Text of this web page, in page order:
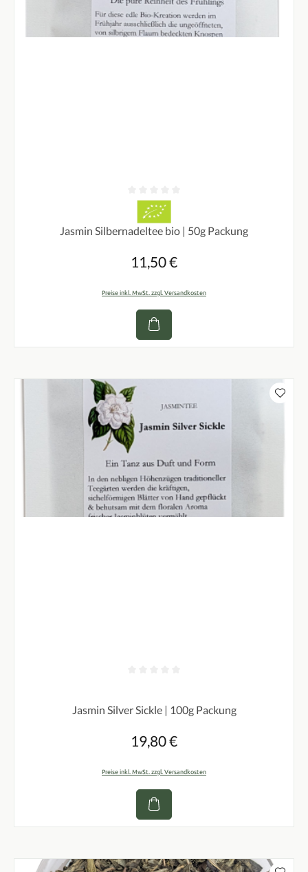
Durchschnittliche Bewertung von 0 von 5 Sternen
Jasmin Silbernadeltee bio | 50g Packung
Regulärer Preis:
11,50 €
Preise inkl. MwSt. zzgl. Versandkosten
Jasmin Silver Sickle | 100g Packung
Regulärer Preis:
19,80 €
Preise inkl. MwSt. zzgl. Versandkosten